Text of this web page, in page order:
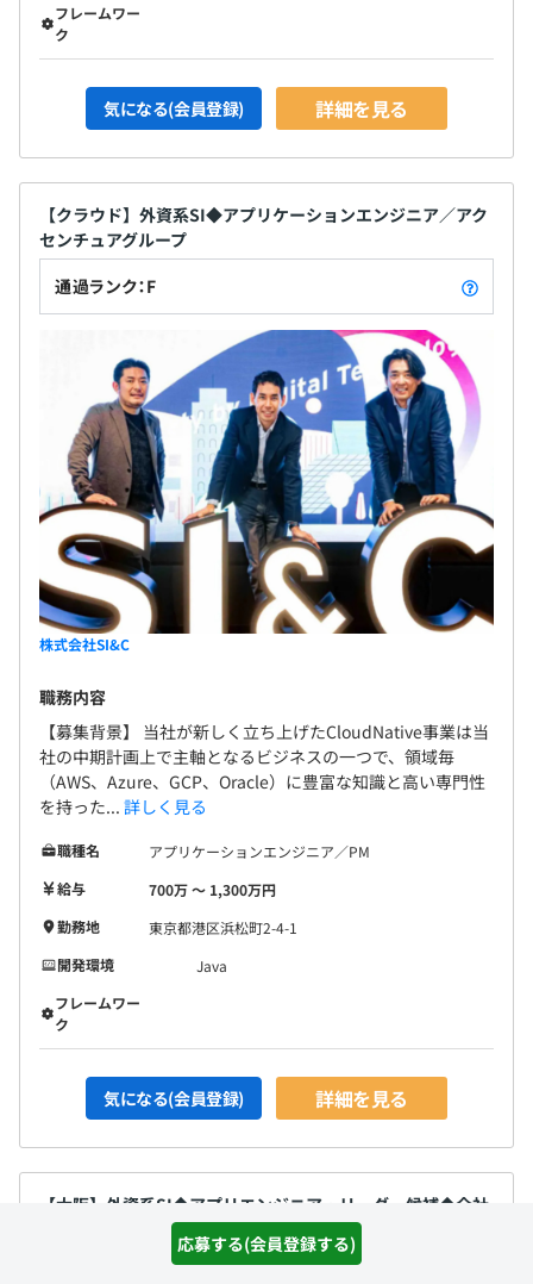
応募する(会員登録する)
フレームワー
ク
気になる(会員登録) 詳細を見る
【クラウド】外資系SI◆アプリケーションエンジニア／アク
センチュアグループ
通過ランク：F
株式会社SI&C
職務内容
【募集背景】 当社が新しく立ち上げたCloudNative事業は当
社の中期計画上で主軸となるビジネスの一つで、領域毎
（AWS、Azure、GCP、Oracle）に豊富な知識と高い専門性
を持った... 詳しく見る
職種名
アプリケーションエンジニア／PM
給与
700万 〜 1,300万円
勤務地
東京都港区浜松町2-4-1
開発環境
Java
フレームワー
ク
気になる(会員登録) 詳細を見る
【大阪】外資系SI◆アプリエンジニア・リーダー候補◆全社
平均残業時間10H◆アクセンチュアグループ